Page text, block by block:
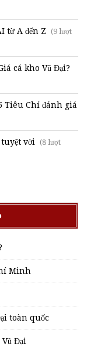
từ A đến Z (9 lượt
cá kho Vũ Đại?
Tiêu Chí đánh giá
vời (8 lượt
Minh
toàn quốc
Đại